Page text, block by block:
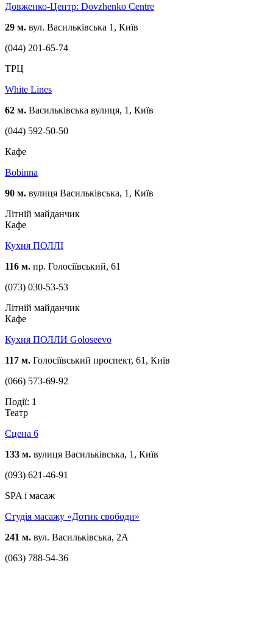
Довженко-Центр: Dovzhenko Centre
29 м. вул. Васильківська 1, Київ
(044) 201-65-74
ТРЦ
White Lines
62 м. Васильківська вулиця, 1, Київ
(044) 592-50-50
Кафе
Bobinna
90 м. вулиця Васильківська, 1, Київ
Літній майданчик
Кафе
Кухня ПОЛЛІ
116 м. пр. Голосіївський, 61
(073) 030-53-53
Літній майданчик
Кафе
Кухня ПОЛЛИ Goloseevo
117 м. Голосіївський проспект, 61, Київ
(066) 573-69-92
Події: 1
Театр
Сцена 6
133 м. вулиця Васильківська, 1, Київ
(093) 621-46-91
SPA і масаж
Студія масажу «Дотик свободи»
241 м. вул. Васильківська, 2А
(063) 788-54-36